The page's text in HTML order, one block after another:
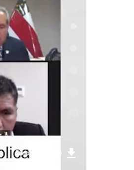
Descargar foto